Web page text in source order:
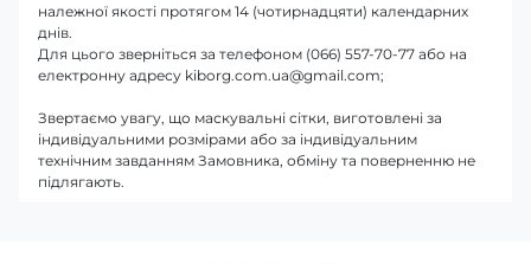
належної якості протягом 14 (чотирнадцяти) календарних
днів.
Для цього зверніться за телефоном (066) 557-70-77 або на
електронну адресу kiborg.com.ua@gmail.com;
Звертаємо увагу, що маскувальні сітки, виготовлені за
індивідуальними розмірами або за індивідуальним
технічним завданням Замовника, обміну та поверненню не
підлягають.